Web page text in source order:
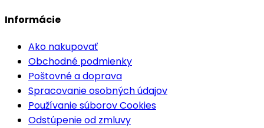
Informácie
Ako nakupovať
Obchodné podmienky
Poštovné a doprava
Spracovanie osobných údajov
Používanie súborov Cookies
Odstúpenie od zmluvy